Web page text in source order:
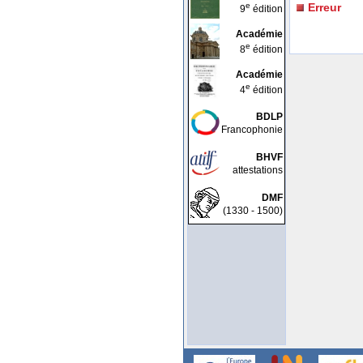
9e édition
Académie
8e édition
Académie
4e édition
BDLP
Francophonie
BHVF
attestations
DMF
(1330 - 1500)
Erreur